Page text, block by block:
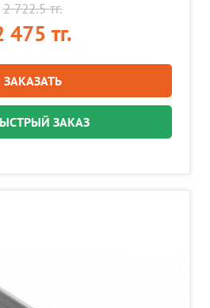
2 722.5 тг.
475 тг.
ЗАКАЗАТЬ
ЗАКАЗ